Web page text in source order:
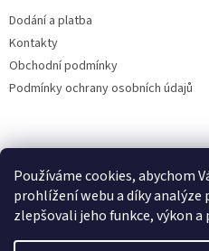
Používáme cookies, abychom
prohlížení webu a díky analýze
zlepšovali jeho funkce, výkon
Dodání a platba
Kontakty
Obchodní podmínky
Podmínky ochrany osobních údajů